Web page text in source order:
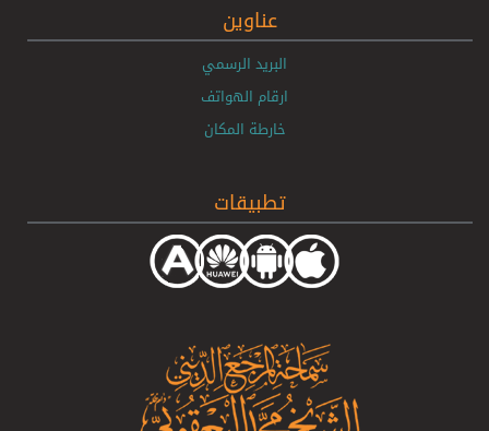
عناوين
البريد الرسمي
ارقام الهواتف
خارطة المكان
تطبيقات